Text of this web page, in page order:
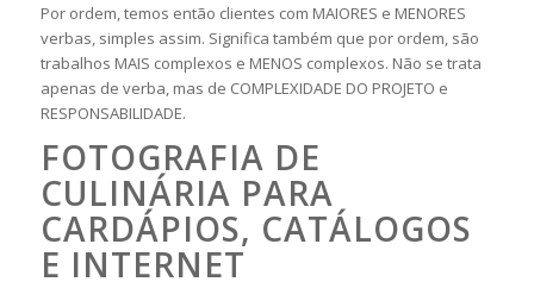
Por ordem, temos então clientes com MAIORES e MENORES
verbas, simples assim. Significa também que por ordem, são
trabalhos MAIS complexos e MENOS complexos. Não se trata
apenas de verba, mas de COMPLEXIDADE DO PROJETO e
RESPONSABILIDADE.
FOTOGRAFIA DE
CULINÁRIA PARA
CARDÁPIOS, CATÁLOGOS
E INTERNET